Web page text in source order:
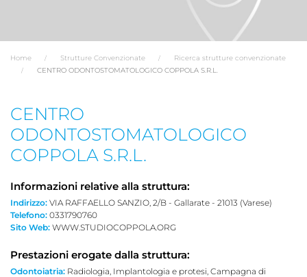
Home Strutture Convenzionate
Ricerca strutture convenzionate
CENTRO ODONTOSTOMATOLOGICO COPPOLA S.R.L.
CENTRO
ODONTOSTOMATOLOGICO
COPPOLA S.R.L.
Informazioni relative alla struttura:
Indirizzo: VIA RAFFAELLO SANZIO, 2/B - Gallarate - 21013 (Varese)
Telefono: 0331790760
Sito Web: WWW.STUDIOCOPPOLA.ORG
Prestazioni erogate dalla struttura:
Odontoiatria: Radiologia, Implantologia e protesi, Campagna di